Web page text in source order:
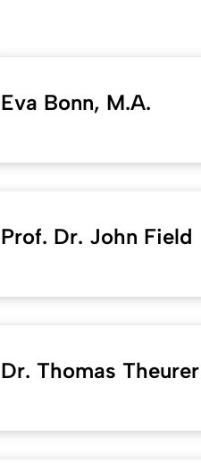
Eva Bonn, M.A.
Prof. Dr. John Field
Dr. Thomas Theurer